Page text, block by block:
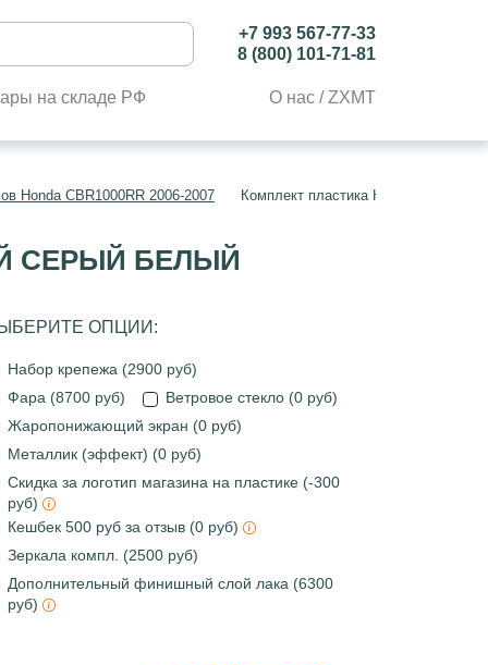
+7 993 567-77-33
8 (800) 101-71-81
на складе РФ О нас / ZXMT
Honda CBR1000RR 2006-2007 Комплект пластика Honda
СЕРЫЙ БЕЛЫЙ
ОПЦИИ:
Набор крепежа (2900 руб)
Фара (8700 руб)
Ветровое стекло (0 руб)
Жаропонижающий экран (0 руб)
Металлик (эффект) (0 руб)
Скидка за логотип магазина на пластике (-300
руб)
Кешбек 500 руб за отзыв (0 руб)
Зеркала компл. (2500 руб)
Дополнительный финишный слой лака (6300
руб)